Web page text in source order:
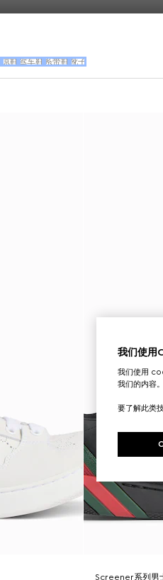
凉鞋 驾车鞋 系带鞋 靴子
Screener系列男
我们使用
我们使用
我们的内容
要了解此类